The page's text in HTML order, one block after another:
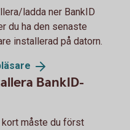
ladda ner BankID
du ha den senaste
installerad på datorn.
BankID-
kort måste du först